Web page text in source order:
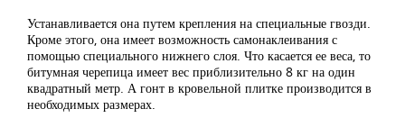
Устанавливается она путем крепления на специальные гвозди.
Кроме этого, она имеет возможность самонаклеивания с
помощью специального нижнего слоя. Что касается ее веса, то
битумная черепица имеет вес приблизительно 8 кг на один
квадратный метр. А гонт в кровельной плитке производится в
необходимых размерах.